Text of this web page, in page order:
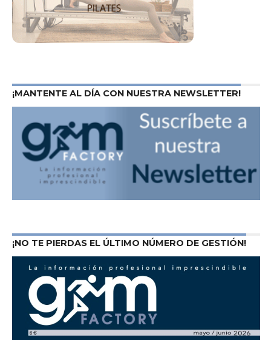
¡MANTENTE AL DÍA CON NUESTRA NEWSLETTER!
¡NO TE PIERDAS EL ÚLTIMO NÚMERO DE GESTIÓN!